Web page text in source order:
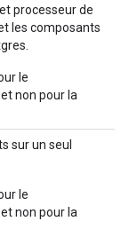
processeur de
les composants
le
non pour la
sur un seul
le
non pour la